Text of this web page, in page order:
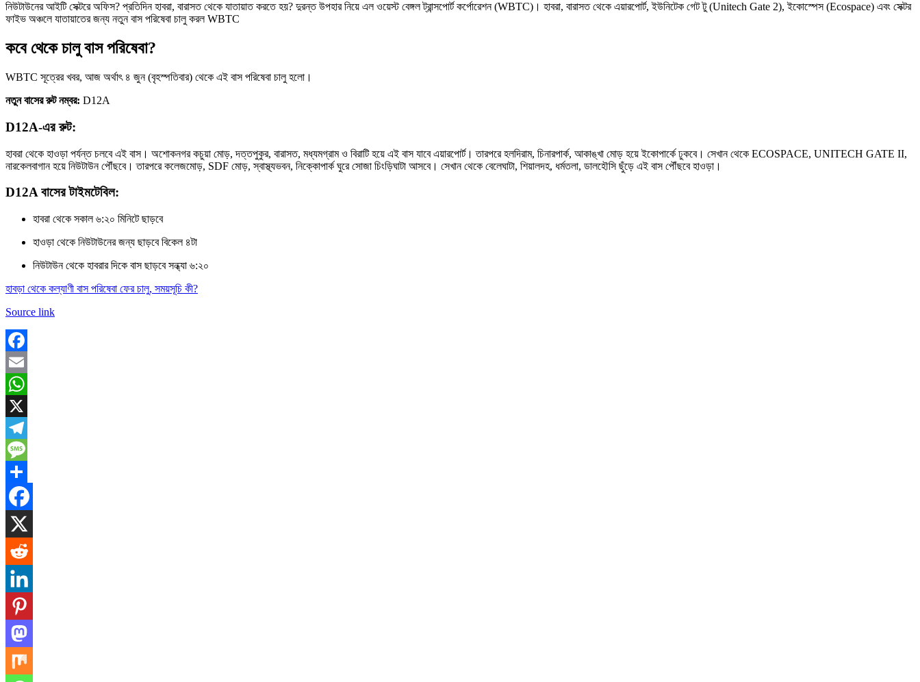
নিউটাউনের আইটি সেক্টরে অফিস? প্রতিদিন হাবরা, বারাসত থেকে যাতায়াত করতে হয়? দুরন্ত উপহার নিয়ে এল ওয়েস্ট বেঙ্গল ট্রান্সপোর্ট কর্পোরেশন (WBTC)। হাবরা, বারাসত থেকে এয়ারপোর্ট, ইউনিটেক গেট টু (Unitech Gate 2), ইকোস্পেস (Ecospace) এবং সেক্টর
ফাইভ অঞ্চলে যাতায়াতের জন্য নতুন বাস পরিষেবা চালু করল WBTC
কবে থেকে চালু বাস পরিষেবা?
WBTC সূত্রের খবর, আজ অর্থাৎ ৪ জুন (বৃহস্পতিবার) থেকে এই বাস পরিষেবা চালু হলো।
নতুন বাসের রুট নম্বর: D12A
D12A-এর রুট:
হাবরা থেকে হাওড়া পর্যন্ত চলবে এই বাস। অশোকনগর কচুয়া মোড়, দত্তপুকুর, বারাসত, মধ্যমগ্রাম ও বিরাটি হয়ে এই বাস যাবে এয়ারপোর্ট। তারপরে হলদিরাম, চিনারপার্ক, আকাঙ্খা মোড় হয়ে ইকোপার্কে ঢুকবে। সেখান থেকে ECOSPACE, UNITECH GATE II,
নারকেলবাগান হয়ে নিউটাউন পৌঁছবে। তারপরে কলেজমোড়, SDF মোড়, স্বাস্থ্যভবন, নিক্কোপার্ক ঘুরে সোজা চিংড়িঘাটা আসবে। সেখান থেকে বেলেঘাটা, শিয়ালদহ, ধর্মতলা, ডালহৌসি ছুঁড়ে এই বাস পৌঁছবে হাওড়া।
D12A বাসের টাইমটেবিল:
হাবরা থেকে সকাল ৬:২০ মিনিটে ছাড়বে
হাওড়া থেকে নিউটাউনের জন্য ছাড়বে বিকেল ৪টা
নিউটাউন থেকে হাবরার দিকে বাস ছাড়বে সন্ধ্যা ৬:২০
হাবড়া থেকে কল্যাণী বাস পরিষেবা ফের চালু, সময়সূচি কী?
Source link
Facebook
Email
WhatsApp
X
Telegram
Message
Share